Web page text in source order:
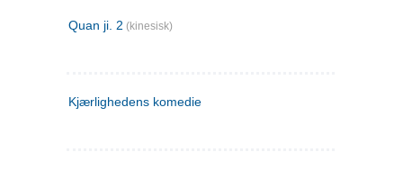
Quan ji. 2 (kinesisk)
Kjærlighedens komedie